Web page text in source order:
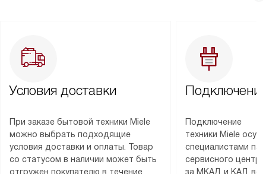
Условия доставки
При заказе бытовой техники Miele
можно выбрать подходящие
условия доставки и оплаты. Товар
со статусом в наличии может быть
отгружен покупателю в течение
Подключение
техники Miele
специалистами
сервисного
за МКАД и КАД